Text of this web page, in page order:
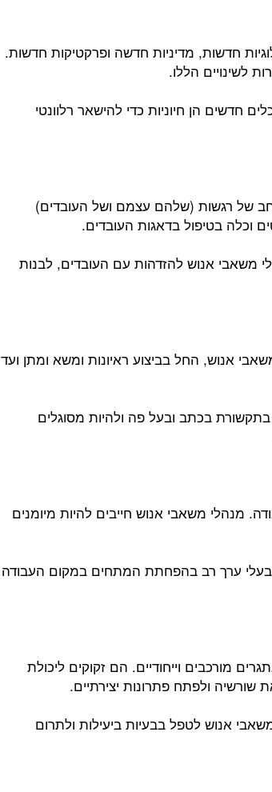
חדשות, מדיניות חדשה ופרקטיקות חדשות.
לשינויים הללו.
חדשים הן חיוניות כדי להישאר רלוונטי
של רגשות (שלהם עצמם ושל העובדים)
וכלה בטיפול בדאגות העובדים.
משאבי אנוש להזדהות עם העובדים, לבנות
אנוש, החל בביצוע ראיונות ומשא ומתן ועד
בכתב ובעל פה ולהיות מסוגלים
מנהלי משאבי אנוש חייבים להיות מיומנים
בעלי ערך רב בהפחתת המתחים במקום העבודה
מורכבים וייחודיים. הם זקוקים ליכולת
ולפתח פתרונות יצירתיים.
אנוש לטפל בבעיות ביעילות ולתרום